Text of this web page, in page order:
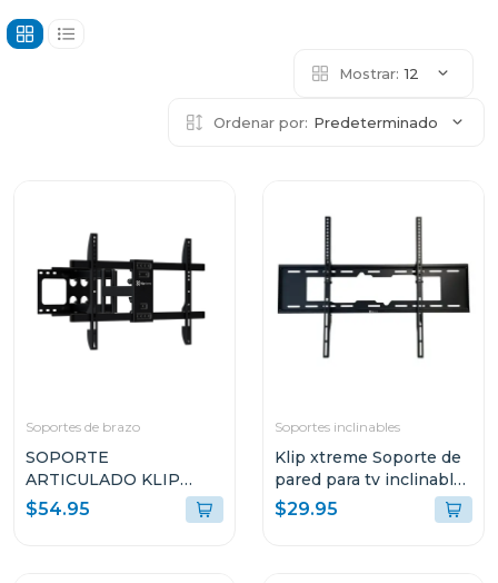
Mostrar: 12
Ordenar por: Predeterminado
Soportes de brazo
SOPORTE
ARTICULADO KLIP
XTREME PARA
TELEVISOR PLANOS Y
$54.95
Soportes inclinables
Klip xtreme Soporte de
pared para tv inclinable
desde 55" hasta 90" 353
$29.95